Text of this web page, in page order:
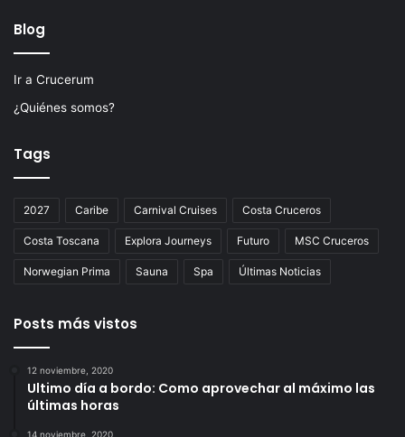
Blog
Ir a Crucerum
¿Quiénes somos?
Tags
2027 Caribe Carnival Cruises Costa Cruceros
Costa Toscana Explora Journeys Futuro MSC Cruceros
Norwegian Prima Sauna Spa Últimas Noticias
Posts más vistos
12 noviembre, 2020
Ultimo día a bordo: Como aprovechar al máximo las
últimas horas
14 noviembre, 2020